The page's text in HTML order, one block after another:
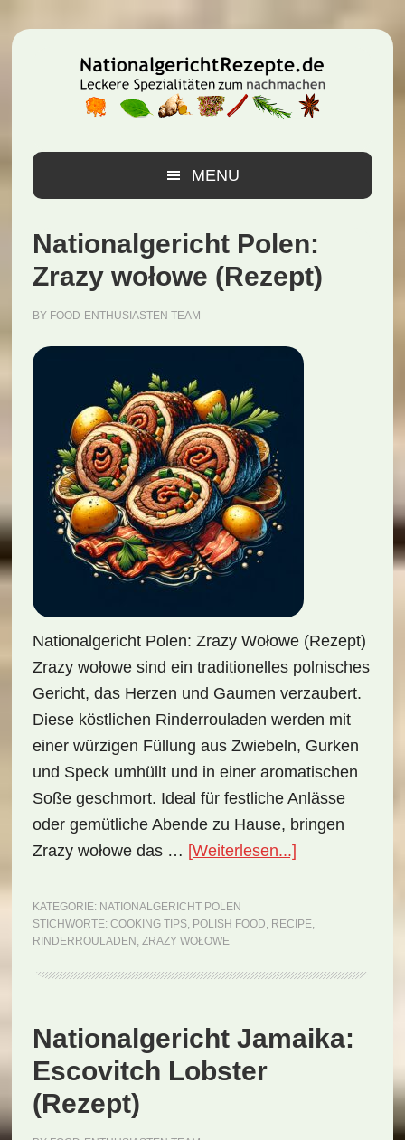
Hauptnavigation
Inhalt
Seitenspalte
MENU
Nationalgericht Polen:
Zrazy wołowe (Rezept)
BY FOOD-ENTHUSIASTEN TEAM
Nationalgericht Polen: Zrazy Wołowe (Rezept)
Zrazy wołowe sind ein traditionelles polnisches
Gericht, das Herzen und Gaumen verzaubert.
Diese köstlichen Rinderrouladen werden mit
einer würzigen Füllung aus Zwiebeln, Gurken
und Speck umhüllt und in einer aromatischen
Soße geschmort. Ideal für festliche Anlässe
oder gemütliche Abende zu Hause, bringen
Zrazy wołowe das … [Weiterlesen...]
wołowe
KATEGORIE: NATIONALGERICHT POLEN
STICHWORTE: COOKING TIPS, POLISH FOOD, RECIPE,
RINDERROULADEN , ZRAZY WOŁOWE
Nationalgericht Jamaika:
Escovitch Lobster
(Rezept)